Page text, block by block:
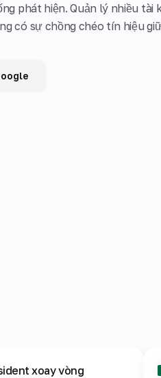
phát hiện. Quản lý nhiều tài
có sự chồng chéo tín hiệu
xoay vòng